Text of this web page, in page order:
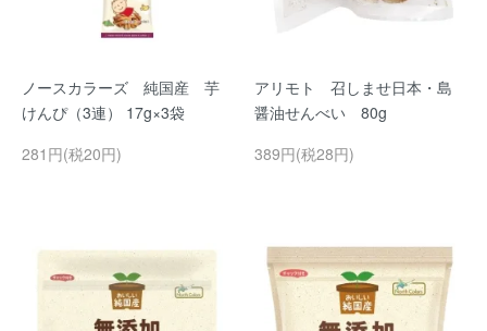
ノースカラーズ 純国産 芋
けんぴ（3連） 17g×3袋
281円(税20円)
アリモト 召しませ日本・島
醤油せんべい 80g
389円(税28円)